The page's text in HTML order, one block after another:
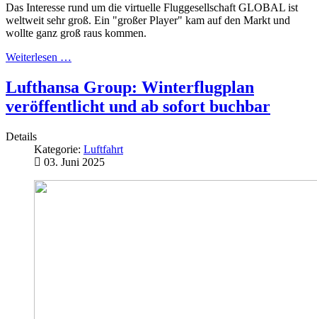
Das Interesse rund um die virtuelle Fluggesellschaft GLOBAL ist
weltweit sehr groß. Ein "großer Player" kam auf den Markt und
wollte ganz groß raus kommen.
Weiterlesen …
Lufthansa Group: Winterflugplan
veröffentlicht und ab sofort buchbar
Details
Kategorie: Luftfahrt
03. Juni 2025